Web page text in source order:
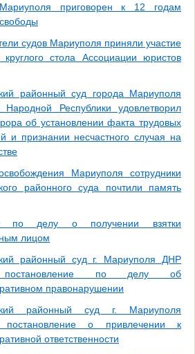
приговорен к 12 годам
судов Мариуполя приняли участие
стола Ассоциации юристов
районный суд города Мариуполя
Народной Республики удовлетворил
об установлении факта трудовых
и признании несчастного случая на
Мариуполя сотрудники
районного суда почтили память
по делу о получении взятки
лицом
районный суд г. Мариуполя ДНР
по делу об
правонарушении
районный суд г. Мариуполя
постановление о привлечении к
ответственности